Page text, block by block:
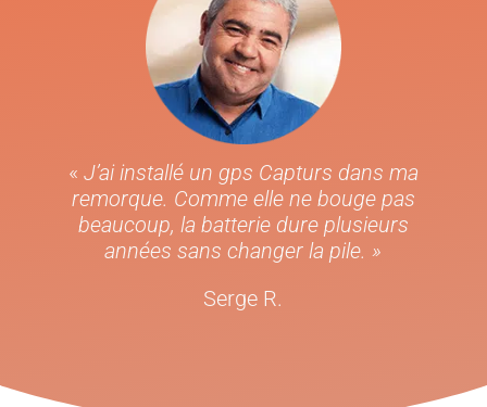
« J’ai installé un gps Capturs dans ma
remorque. Comme elle ne bouge pas
beaucoup, la batterie dure plusieurs
années sans changer la pile. »
Serge R.